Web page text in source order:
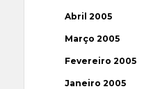
Abril 2005
Março 2005
Fevereiro 2005
Janeiro 2005